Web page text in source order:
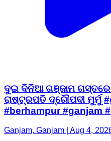
ଦୁଇ ଦିନିଆ ଗଞ୍ଜାମ ଗସ୍ତରେ
ରାଷ୍ଟ୍ରପତି ଦ୍ରୌପଦୀ ମୁର୍ମୁ
#berhampur #ganjam
Ganjam, Ganjam | Aug 4,